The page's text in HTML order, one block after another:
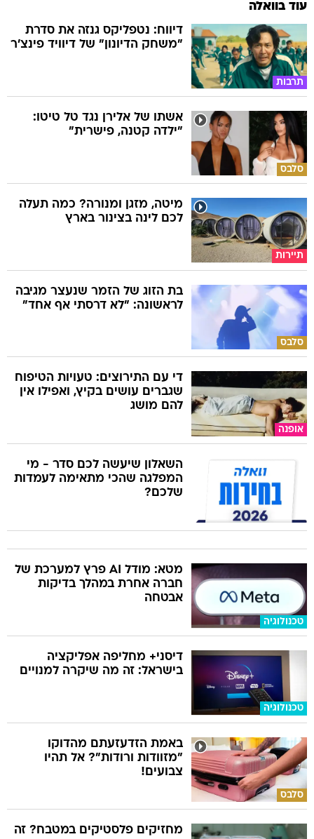
עוד בוואלה
תרבות
דיווח: נטפליקס גנזה את סדרת
"משחק הדיונון" של דיוויד פינצ'ר
סלבס
אשתו של אלירן נגד טל טיטו:
"ילדה קטנה, פישרית"
תיירות
מיטה, מזגן ומנורה? כמה תעלה
לכם לינה בצינור בארץ
סלבס
בת הזוג של הזמר שנעצר מגיבה
לראשונה: "לא דרסתי אף אחד"
אופנה
די עם התירוצים: טעויות הטיפוח
שגברים עושים בקיץ, ואפילו אין
להם מושג
השאלון שיעשה לכם סדר - מי
המפלגה שהכי מתאימה לעמדות
שלכם?
טכנולוגיה
מטא: מודל AI פרץ למערכת של
חברה אחרת במהלך בדיקות
אבטחה
טכנולוגיה
דיסני+ מחליפה אפליקציה
בישראל: זה מה שיקרה למנויים
סלבס
באמת הזדעזעתם מהדוקו
"מזוודות ורודות"? אל תהיו
צבועים!
מחזיקים פלסטיקים במטבח? זה